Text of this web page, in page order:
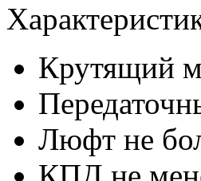
Крутящий
Люфт не